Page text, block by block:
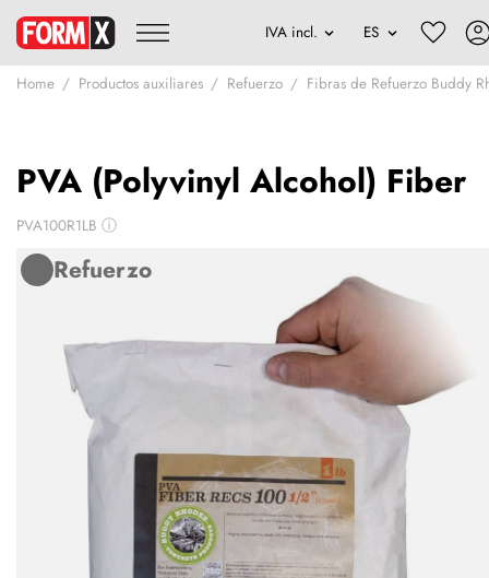
Home Productos auxiliares Refuerzo Fibras de Refuerzo Buddy
PVA (Polyvinyl Alcohol) Fiber
PVA100R1LB ⓘ
Refuerzo